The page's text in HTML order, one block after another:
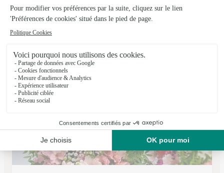
Claudie Fleurs
Vaison la Romaine
C.Cial Super U Avenue Marcel Pagnol
Voir la boutique